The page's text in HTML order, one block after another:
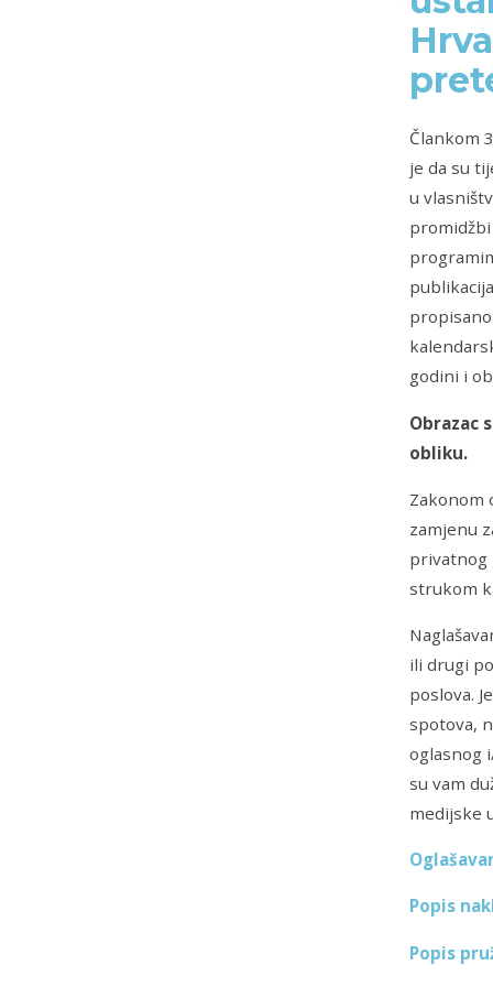
Člankom
je da su
u
godini i
Obrazac
obliku.
Zakonom
zamjenu
privatnog
strukom
ili drugi
poslova.
spotova,
oglasnog
su vam
medijske
Popis
Popis